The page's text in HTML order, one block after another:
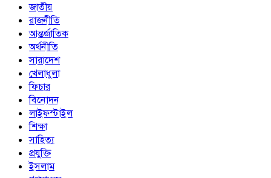
জাতীয়
রাজনীতি
আন্তর্জাতিক
অর্থনীতি
সারাদেশ
খেলাধুলা
ফিচার
বিনোদন
লাইফস্টাইল
শিক্ষা
সাহিত্য
প্রযুক্তি
ইসলাম